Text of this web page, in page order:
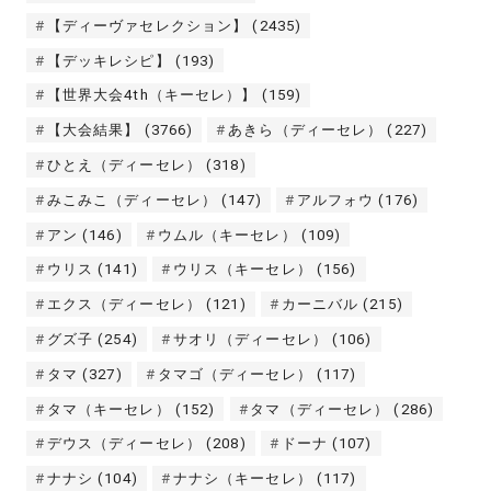
【ディーヴァセレクション】 (2435)
【デッキレシピ】 (193)
【世界大会4th（キーセレ）】 (159)
【大会結果】 (3766) あきら（ディーセレ） (227)
ひとえ（ディーセレ） (318)
みこみこ（ディーセレ） (147) アルフォウ (176)
アン (146) ウムル（キーセレ） (109)
ウリス (141) ウリス（キーセレ） (156)
エクス（ディーセレ） (121) カーニバル (215)
グズ子 (254) サオリ（ディーセレ） (106)
タマ (327) タマゴ（ディーセレ） (117)
タマ（キーセレ） (152) タマ（ディーセレ） (286)
デウス（ディーセレ） (208) ドーナ (107)
ナナシ (104) ナナシ（キーセレ） (117)